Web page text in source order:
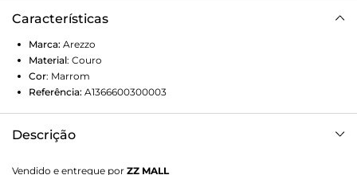
Características
Marca: Arezzo
Material: Couro
Cor: Marrom
Referência: A1366600300003
Descrição
Vendido e entregue por ZZ MALL